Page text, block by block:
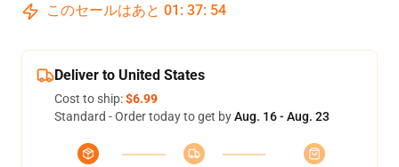
このセールはあと 01 : 37: 53
Deliver to United States
Cost to ship:$6.99
Standard - Order today to get byAug. 16 - Aug. 23